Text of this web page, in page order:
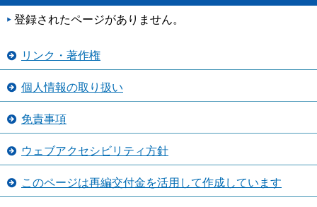
登録されたページがありません。
リンク・著作権
個人情報の取り扱い
免責事項
ウェブアクセシビリティ方針
このページは再編交付金を活用して作成しています